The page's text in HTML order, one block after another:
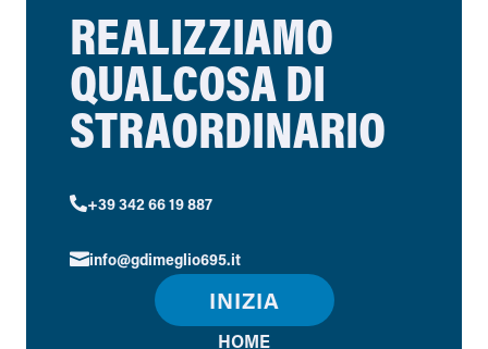
REALIZZIAMO
QUALCOSA DI
STRAORDINARIO
+39 342 66 19 887
info@gdimeglio695.it
INIZIA
HOME